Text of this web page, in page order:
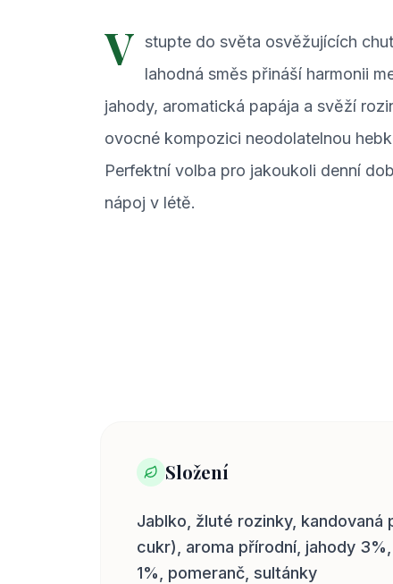
V
stupte do světa osvěžujících
lahodná směs přináší harmonii
jahody, aromatická papája a svěží
ovocné kompozici neodolatelnou
Perfektní volba pro jakoukoli denní
nápoj v létě.
Složení
Jablko, žluté rozinky, kandovaná
cukr), aroma přírodní, jahody
1%, pomeranč, sultánky